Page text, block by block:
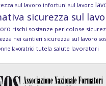
sul lavoro infortuni sul lavoro
sicurezza sul
rischi sostanze pericolose
nei cantieri sicurezza sul lavoro
lavoratrici tutela salute lavoratori